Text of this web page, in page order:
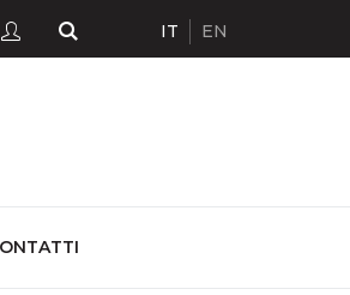
Eventi
Newsletter
Icona StudentiIcona Cerca
IT EN